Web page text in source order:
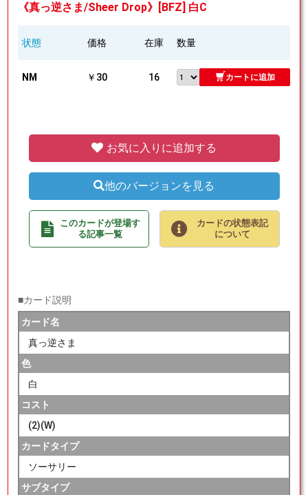
《真っ逆さま/Sheer Drop》[BFZ] 白C
状態 価格 在庫 数量
NM ￥30 16 カートに追加
お気に入りに追加する
他のバージョンを見る
このカードが登場す
る記事一覧
カードの状態表記
について
■カード説明
カード名
真っ逆さま
色
白
コスト
(2)(W)
カードタイプ
ソーサリー
サブタイプ